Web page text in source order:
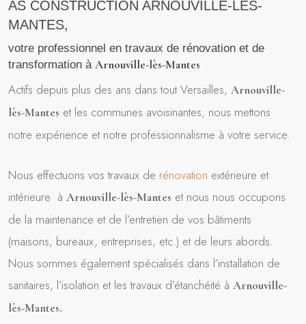
AS CONSTRUCTION ARNOUVILLE-LÈS-
MANTES,
votre professionnel en travaux de rénovation et de
transformation àArnouville-lès-Mantes
Actifs depuis plus des ans dans tout Versailles,Arnouville-
lès-Mantes et les communes avoisinantes, nous mettons
notre expérience et notre professionnalisme à votre service.
Nous effectuons vos travaux de rénovation extérieure et
intérieure àArnouville-lès-Mantes et nous nous occupons
de la maintenance et de l’entretien de vos bâtiments
(maisons, bureaux, entreprises, etc.) et de leurs abords.
Nous sommes également spécialisés dans l’installation de
sanitaires, l’isolation et les travaux d’étanchéité àArnouville-
lès-Mantes.